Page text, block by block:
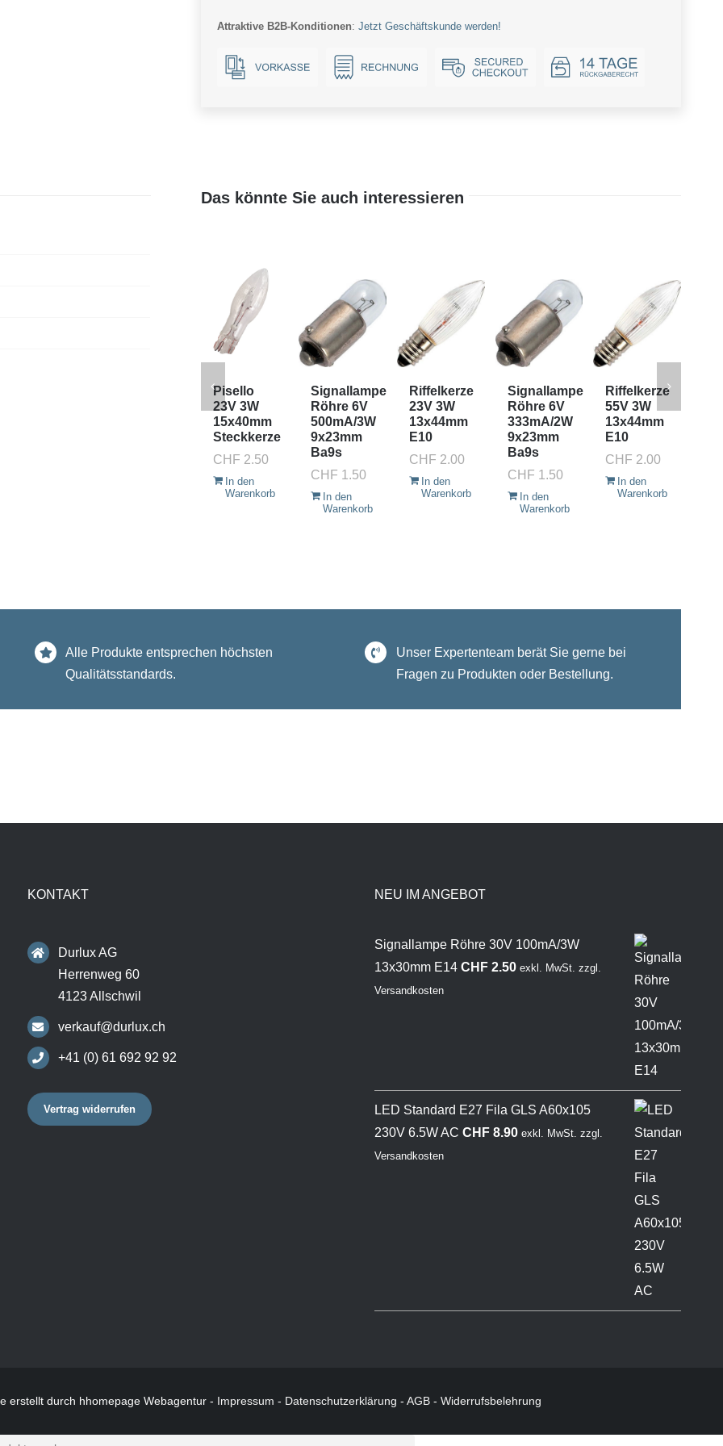
Attraktive B2B-Konditionen: Jetzt Geschäftskunde werden!
Das könnte Sie auch interessieren
Pisello
23V 3W
15x40mm
Steckkerze
CHF 2.50
In den
Warenkorb
Signallampe
Röhre 6V
500mA/3W
9x23mm
Ba9s
CHF 1.50
In den
Warenkorb
Riffelkerze
23V 3W
13x44mm
E10
CHF 2.00
In den
Warenkorb
Signallampe
Röhre 6V
333mA/2W
9x23mm
Ba9s
CHF 1.50
In den
Warenkorb
Riffelkerze
55V 3W
13x44mm
E10
CHF 2.00
In den
Warenkorb
Alle Produkte entsprechen höchsten
Qualitätsstandards.
Unser Expertenteam berät Sie gerne bei
Fragen zu Produkten oder Bestellung.
KONTAKT
Durlux AG
Herrenweg 60
4123 Allschwil
verkauf@durlux.ch
+41 (0) 61 692 92 92
Vertrag widerrufen
NEU IM ANGEBOT
Signallampe Röhre 30V 100mA/3W
13x30mm E14 CHF2.50 exkl. MwSt. zzgl.
Versandkosten
LED Standard E27 Fila GLS A60x105
230V 6.5W AC CHF8.90 exkl. MwSt. zzgl.
Versandkosten
erstellt durch hhomepage Webagentur - Impressum - Datenschutzerklärung - AGB- Widerrufsbelehrung